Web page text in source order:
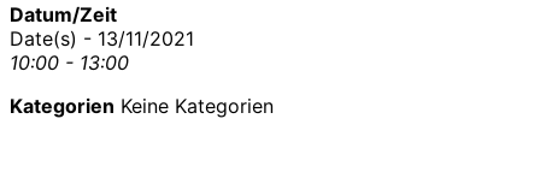
Datum/Zeit
Date(s) - 13/11/2021
10:00 - 13:00
Kategorien Keine Kategorien